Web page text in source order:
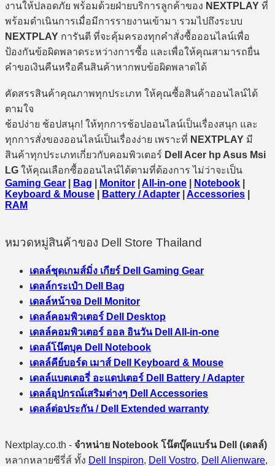
งานให้ปลอดภัย พร้อมด้วยฝ่ายบริการลูกค้าของ NEXTPLAY ที่
พร้อมดำเนินการเมื่อมีการรายงานเข้ามา รวมไปถึงระบบ
NEXTPLAY การันตี ที่จะคุ้มครองทุกคำสั่งซื้อออนไลน์เพื่อ
ป้องกันข้อผิดพลาดระหว่างการซื้อ และเพื่อให้คุณสามารถยื่น
คำขอเงินคืนหรือคืนสินค้าหากพบข้อผิดพลาดได้
คัดสรรสินค้าคุณภาพทุกประเภท ให้คุณซื้อสินค้าออนไลน์ได้
ตามใจ
ช้อปง่าย ช้อปสนุก! ให้ทุกการช้อปออนไลน์เป็นเรื่องสนุก และ
ทุกการสั่งของออนไลน์เป็นเรื่องง่าย เพราะที่ NEXTPLAY มี
สินค้าทุกประเภทเกี่ยวกับคอมพิวเตอร์ Dell Acer hp Asus Msi
LG ให้คุณเลือกซื้อออนไลน์ได้ตามที่ต้องการ ไม่ว่าจะเป็น
Gaming Gear
Bag Monitor All-in-one Notebook
Keyboard & Mouse
Battery / Adapter Accessories
RAM
หมวดหมู่สินค้าของ Dell Store Thailand
เดลล์ชุดเกมส์มิ่ง เกียร์ Dell Gaming Gear
เดลล์กระเป๋า Dell Bag
เดลล์หน้าจอ Dell Monitor
เดลล์คอมพิวเตอร์ Dell Desktop
เดลล์คอมพิวเตอร์ ออล อินวัน Dell All-in-one
เดลล์โน๊ตบุค Dell Notebook
เดลล์คีย์บอร์ด เมาส์ Dell Keyboard & Mouse
เดลล์แบตเตอรี่ อะแดปเตอร์ Dell Battery / Adapter
เดลล์อุปกรณ์เสริมต่างๆ Dell Accessories
เดลล์ต่อประกัน / Dell Extended warranty
Nextplay.co.th - จำหน่าย Notebook โน๊ตบุ๊คแบร์น Dell (เดลล์)
หลากหลายซีรี่ส์ ทั้ง Dell Inspiron, Dell Vostro, Dell Alienware,